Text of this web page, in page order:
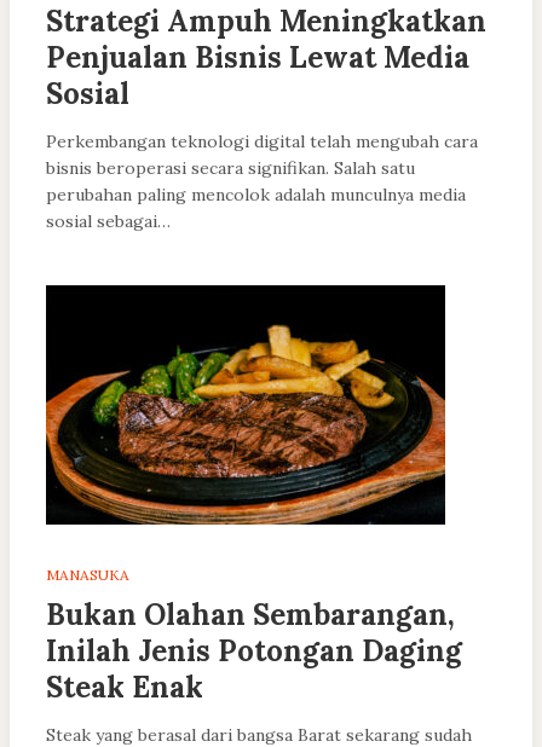
Strategi Ampuh Meningkatkan
Penjualan Bisnis Lewat Media
Sosial
Perkembangan teknologi digital telah mengubah cara
bisnis beroperasi secara signifikan. Salah satu
perubahan paling mencolok adalah munculnya media
sosial sebagai…
MANASUKA
Bukan Olahan Sembarangan,
Inilah Jenis Potongan Daging
Steak Enak
Steak yang berasal dari bangsa Barat sekarang sudah